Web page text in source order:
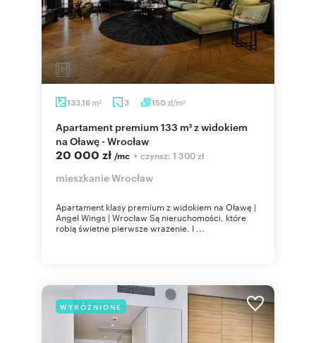
133,16 m2 3 150zł/m2
Apartament premium 133 m² z widokiem
na Oławę - Wrocław
20 000 zł /mc + czynsz: 1 300 zł
mieszkanie Wrocław
Apartament klasy premium z widokiem na Oławę |
Angel Wings | Wrocław Są nieruchomości, które
robią świetne pierwsze wrażenie. I ...
WYRÓŻNIONE